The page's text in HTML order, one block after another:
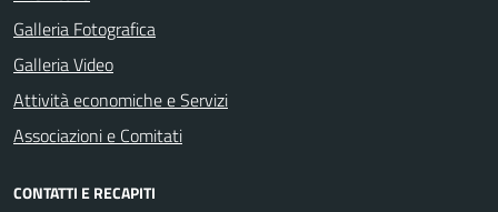
Galleria Fotografica
Galleria Video
Attività economiche e Servizi
Associazioni e Comitati
CONTATTI E RECAPITI